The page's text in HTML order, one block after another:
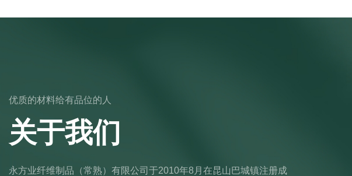
优质的材料给有品位的人
关于我们
永方业纤维制品（常熟）有限公司于2010年8月在昆山巴城镇注册成